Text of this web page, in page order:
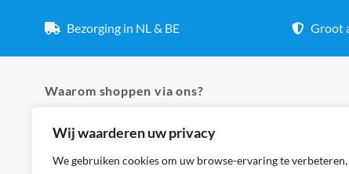
Wij waarderen uw privacy
We gebruiken cookies om uw browse-ervaring te verbeteren,
Bezorging in NL & BE Groot
Waarom shoppen via ons?
✓ Hoogste kwaliteit lampen
✓ Meer dan 5.000 producten